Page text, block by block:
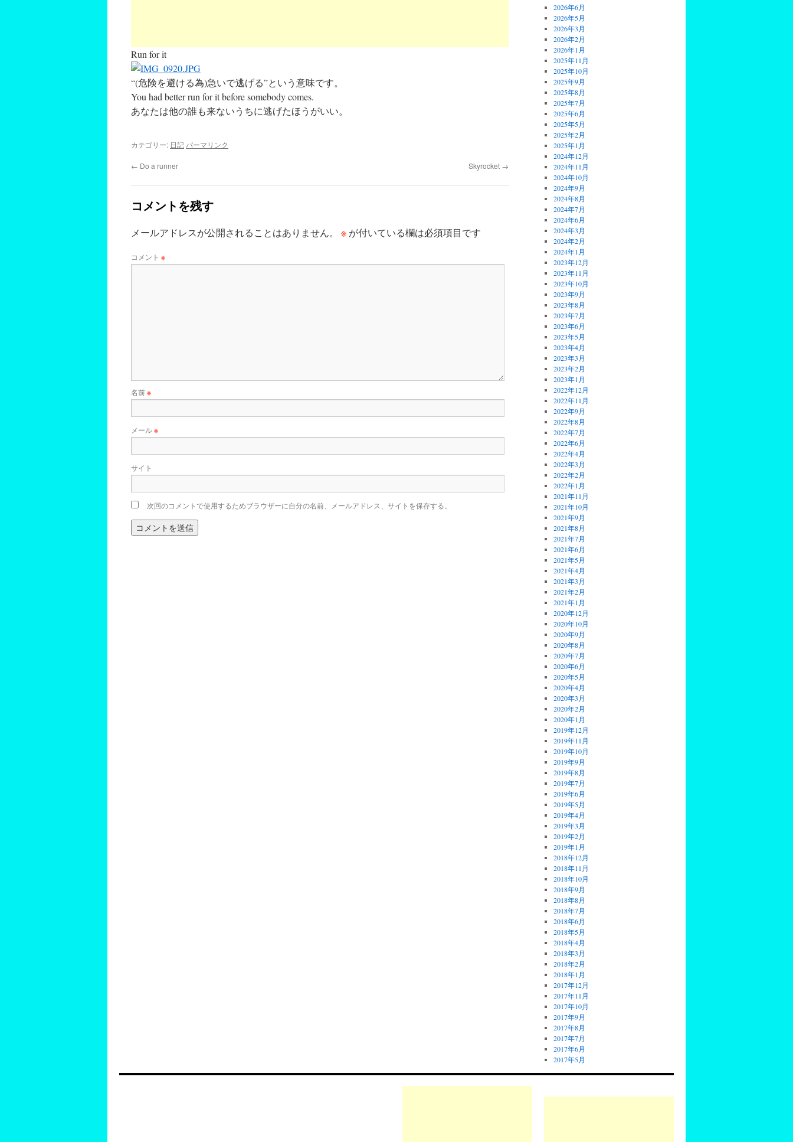
Run for it
“(危険を避ける為)急いで逃げる”という意味です。
You had better run for it before somebody comes.
あなたは他の誰も来ないうちに逃げたほうがいい。
カテゴリー: 日記 パーマリンク
← Do a runner Skyrocket →
コメントを残す
メールアドレスが公開されることはありません。 ※ が付いている欄は必須項目です
コメント ※
名前※
メール※
サイト
次回のコメントで使用するためブラウザーに自分の名前、メールアドレス、サイトを保存する。
2026年6月
2026年5月
2026年3月
2026年2月
2026年1月
2025年11月
2025年10月
2025年9月
2025年8月
2025年7月
2025年6月
2025年5月
2025年2月
2025年1月
2024年12月
2024年11月
2024年10月
2024年9月
2024年8月
2024年7月
2024年6月
2024年3月
2024年2月
2024年1月
2023年12月
2023年11月
2023年10月
2023年9月
2023年8月
2023年7月
2023年6月
2023年5月
2023年4月
2023年3月
2023年2月
2023年1月
2022年12月
2022年11月
2022年9月
2022年8月
2022年7月
2022年6月
2022年4月
2022年3月
2022年2月
2022年1月
2021年11月
2021年10月
2021年9月
2021年8月
2021年7月
2021年6月
2021年5月
2021年4月
2021年3月
2021年2月
2021年1月
2020年12月
2020年10月
2020年9月
2020年8月
2020年7月
2020年6月
2020年5月
2020年4月
2020年3月
2020年2月
2020年1月
2019年12月
2019年11月
2019年10月
2019年9月
2019年8月
2019年7月
2019年6月
2019年5月
2019年4月
2019年3月
2019年2月
2019年1月
2018年12月
2018年11月
2018年10月
2018年9月
2018年8月
2018年7月
2018年6月
2018年5月
2018年4月
2018年3月
2018年2月
2018年1月
2017年12月
2017年11月
2017年10月
2017年9月
2017年8月
2017年7月
2017年6月
2017年5月